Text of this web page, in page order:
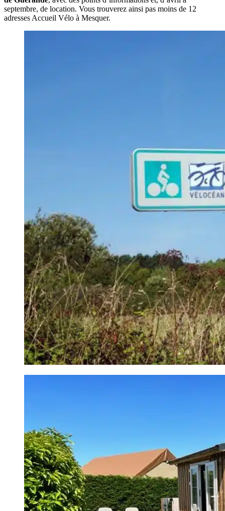
septembre, de location. Vous trouverez ainsi pas moins de 12
adresses Accueil Vélo à Mesquer.